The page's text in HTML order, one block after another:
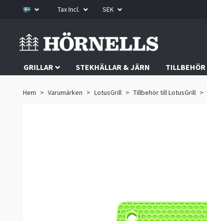
Tax Incl. SEK
GRILLAR
STEKHÄLLAR & JÄRN TILLBEHÖR
Hem Varumärken LotusGrill Tillbehör till LotusGrill